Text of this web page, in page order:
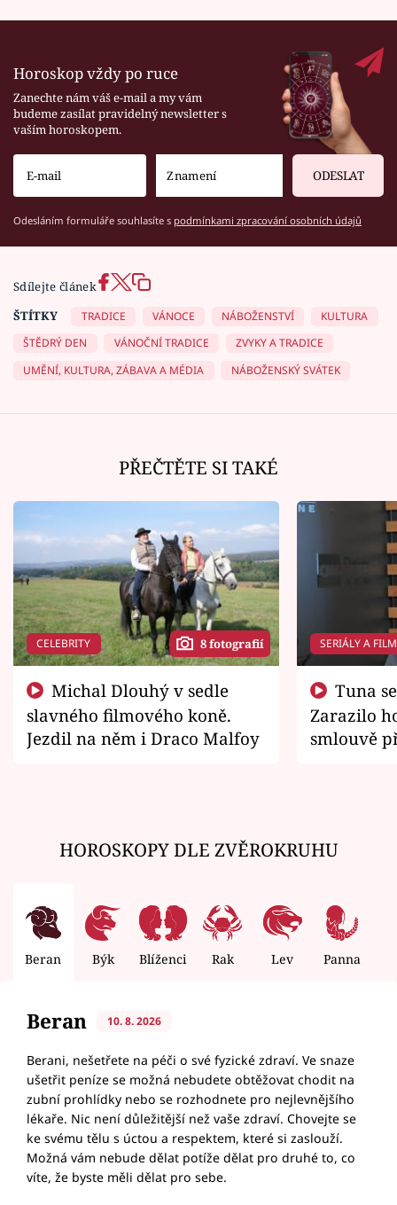
Horoskop vždy po ruce
Zanechte nám váš e-mail a my vám
budeme zasílat pravidelný newsletter s
vaším horoskopem.
ODESLAT
Odesláním formuláře souhlasíte s podmínkami zpracování osobních údajů
Sdílejte článek
ŠTÍTKY
TRADICE VÁNOCE NÁBOŽENSTVÍ
KULTURA
ŠTĚDRÝ DEN
VÁNOČNÍ TRADICE
ZVYKY A TRADICE
UMĚNÍ, KULTURA, ZÁBAVA A MÉDIA
NÁBOŽENSKÝ SVÁTEK
PŘEČTĚTE SI TAKÉ
CELEBRITY 8 fotografií
slavného filmového koně.
Jezdil na něm i Draco Malfoy
SERIÁLY A
Zarazilo
smlouvě
HOROSKOPY DLE ZVĚROKRUHU
Beran Býk Blíženci Rak Lev Panna
Beran 10. 8. 2026
Berani, nešetřete na péči o své fyzické zdraví. Ve snaze
ušetřit peníze se možná nebudete obtěžovat chodit na
zubní prohlídky nebo se rozhodnete pro nejlevnějšího
lékaře. Nic není důležitější než vaše zdraví. Chovejte se
ke svému tělu s úctou a respektem, které si zaslouží.
Možná vám nebude dělat potíže dělat pro druhé to, co
víte, že byste měli dělat pro sebe.